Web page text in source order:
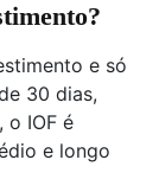
e só
30 dias,
o IOF é
e longo